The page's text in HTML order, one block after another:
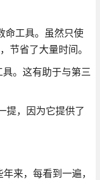
工具。虽然只使
节省了大量时间。
。这有助于与第三
提，因为它提供了
来，每看到一遍，